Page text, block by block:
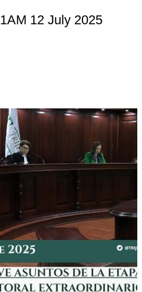
12 July 2025